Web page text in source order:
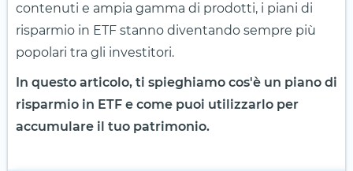
contenuti e ampia gamma di prodotti, i piani di
risparmio in ETF stanno diventando sempre più
popolari tra gli investitori.
In questo articolo, ti spieghiamo cos'è un piano di
risparmio in ETF e come puoi utilizzarlo per
accumulare il tuo patrimonio.